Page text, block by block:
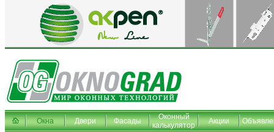
Окна Двери Фасады
Оконный
калькулятор
Акции